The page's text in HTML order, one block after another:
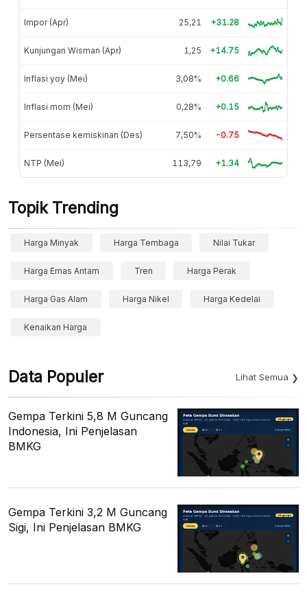
Impor (Apr) 25,21 +31.28
Kunjungan Wisman (Apr) 1,25 +14.75
Inflasi yoy (Mei) 3,08% +0.66
Inflasi mom (Mei) 0,28% +0.15
Persentase kemiskinan (Des) 7,50% -0.75
NTP (Mei) 113,79 +1.34
Topik Trending
Harga Minyak Harga Tembaga Nilai Tukar
Harga Emas Antam Tren Harga Perak
Harga Gas Alam Harga Nikel Harga Kedelai
Kenaikan Harga
Data Populer Lihat Semua
Gempa Terkini 5,8 M Guncang
Indonesia, Ini Penjelasan
BMKG
Gempa Terkini 3,2 M Guncang
Sigi, Ini Penjelasan BMKG